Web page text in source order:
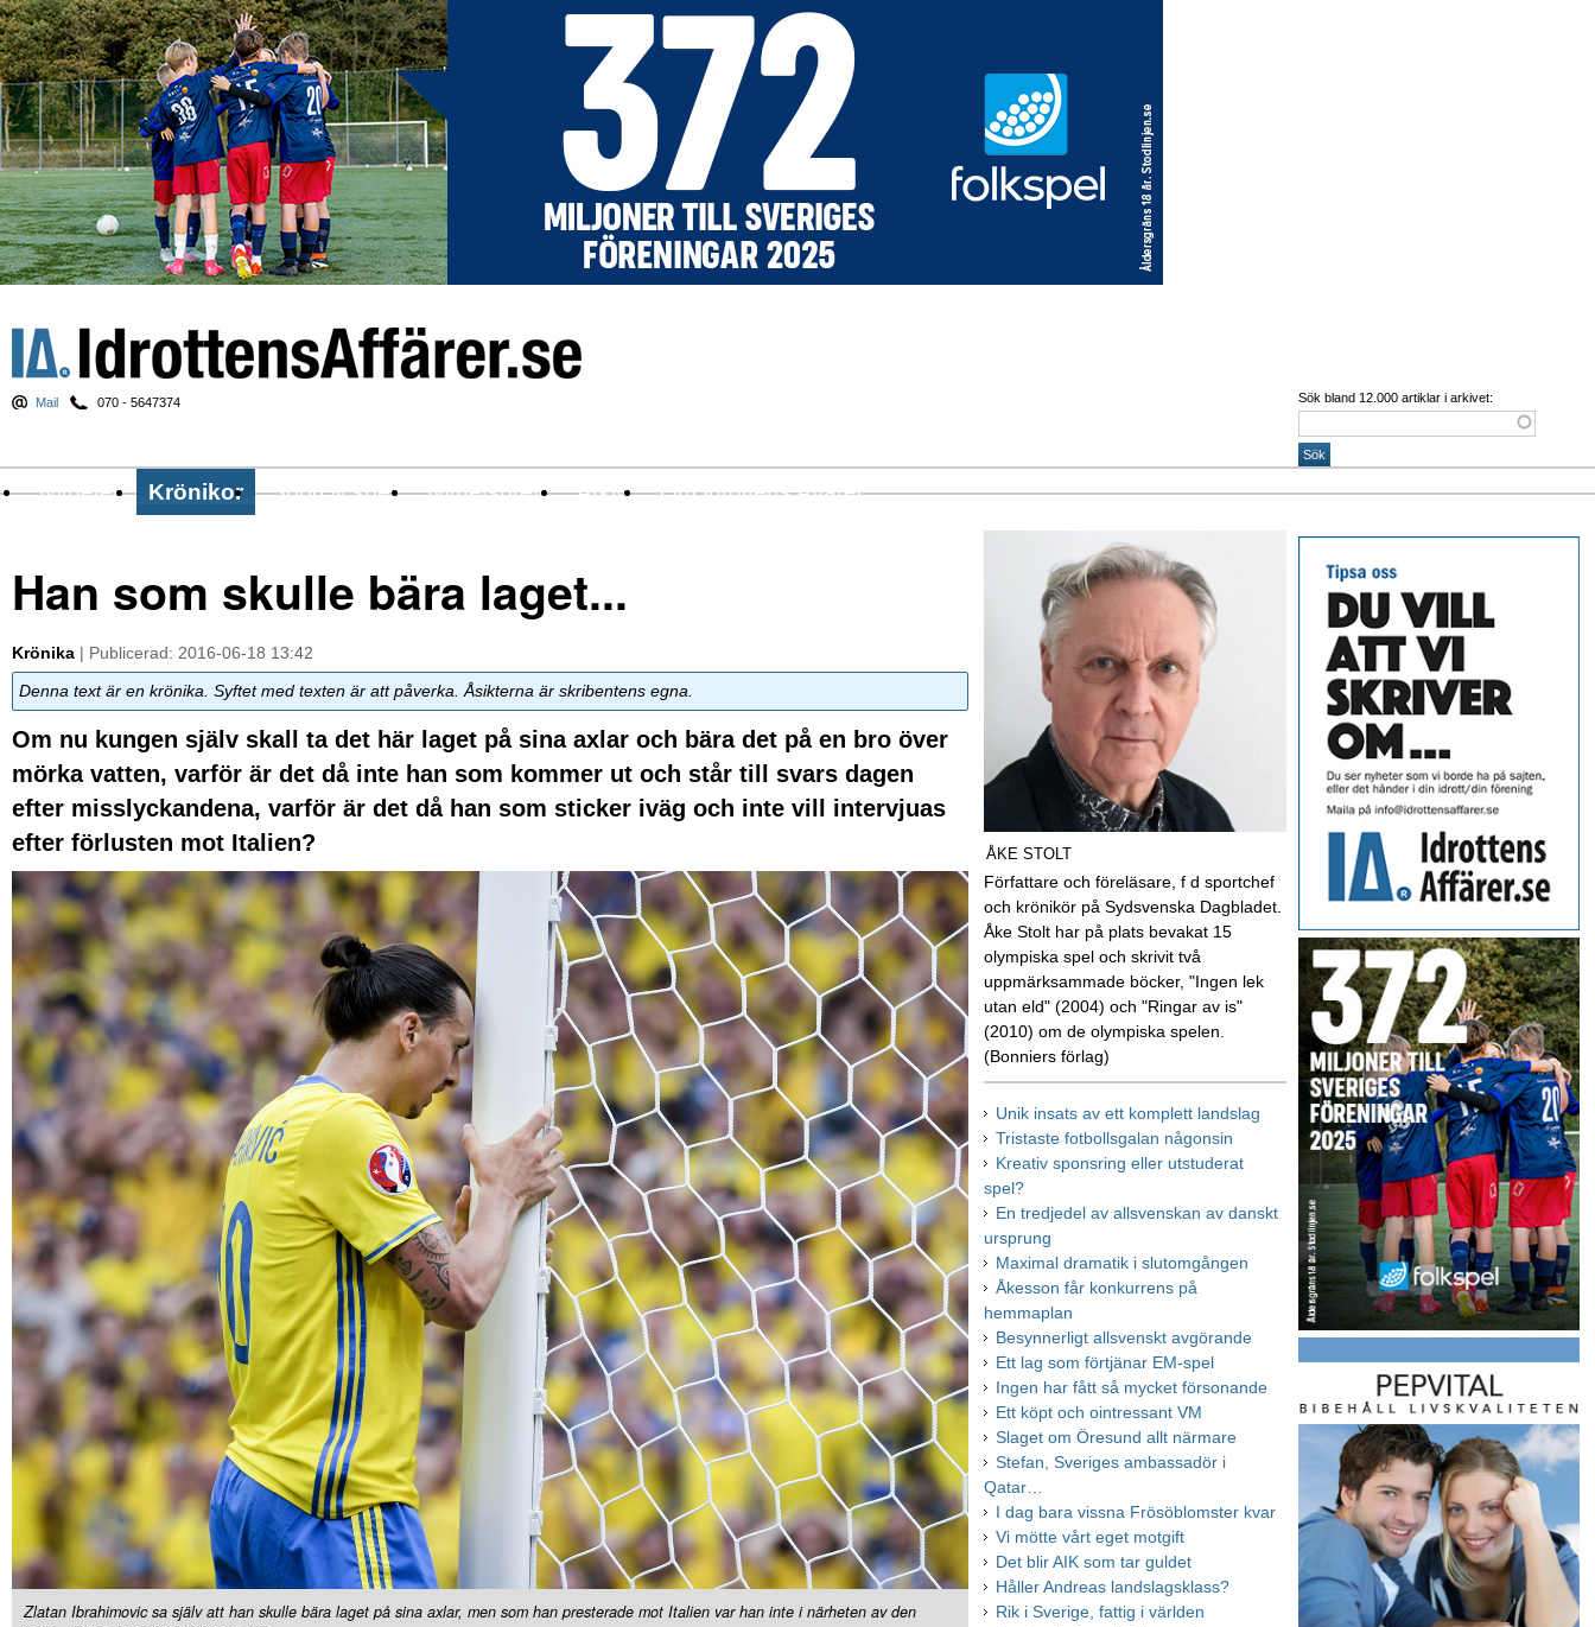
Mail 070 - 5647374 Sök bland 12.000 artiklar i arkivet:
Nyheter Krönikor Sport & spel Nyhetsbrev Arkiv Om Idrottens Affärer
Han som skulle bära laget...
Krönika | Publicerad: 2016-06-18 13:42
Denna text är en krönika. Syftet med texten är att påverka. Åsikterna är skribentens egna.
Om nu kungen själv skall ta det här laget på sina axlar och bära det på en bro över
mörka vatten, varför är det då inte han som kommer ut och står till svars dagen
efter misslyckandena, varför är det då han som sticker iväg och inte vill intervjuas
efter förlusten mot Italien?
Zlatan Ibrahimovic sa själv att han skulle bära laget på sina axlar, men som han presterade mot Italien var han inte i närheten av den
ÅKE STOLT
Författare och föreläsare, f d sportchef
och krönikör på Sydsvenska Dagbladet.
Åke Stolt har på plats bevakat 15
olympiska spel och skrivit två
uppmärksammade böcker, "Ingen lek
utan eld" (2004) och "Ringar av is"
(2010) om de olympiska spelen.
(Bonniers förlag)
Unik insats av ett komplett landslag
Tristaste fotbollsgalan någonsin
Kreativ sponsring eller utstuderat
spel?
En tredjedel av allsvenskan av danskt
ursprung
Maximal dramatik i slutomgången
Åkesson får konkurrens på
hemmaplan
Besynnerligt allsvenskt avgörande
Ett lag som förtjänar EM-spel
Ingen har fått så mycket försonande
Ett köpt och ointressant VM
Slaget om Öresund allt närmare
Stefan, Sveriges ambassadör i
Qatar…
I dag bara vissna Frösöblomster kvar
Vi mötte vårt eget motgift
Det blir AIK som tar guldet
Håller Andreas landslagsklass?
Rik i Sverige, fattig i världen